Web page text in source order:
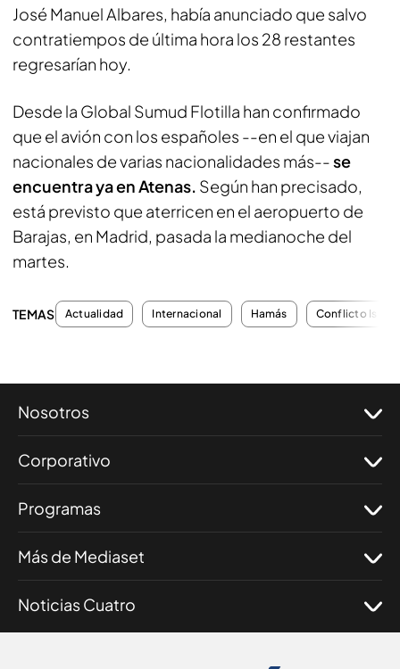
José Manuel Albares, había anunciado que salvo
contratiempos de última hora los 28 restantes
regresarían hoy.
Desde la Global Sumud Flotilla han confirmado
que el avión con los españoles --en el que viajan
nacionales de varias nacionalidades más--se
encuentra ya en Atenas. Según han precisado,
está previsto que aterricen en el aeropuerto de
Barajas, en Madrid, pasada la medianoche del
martes.
TEMAS Actualidad Internacional Hamás Conflicto
Nosotros
Corporativo
Programas
Más de Mediaset
Noticias Cuatro